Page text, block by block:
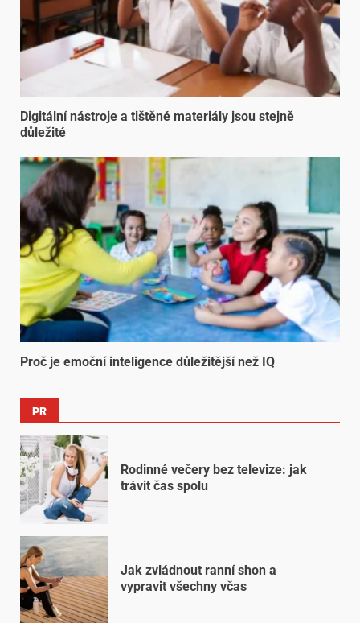
Digitální nástroje a tištěné materiály jsou stejně
důležité
Proč je emoční inteligence důležitější než IQ
PR
Rodinné večery bez televize: jak
trávit čas spolu
Jak zvládnout ranní shon a
vypravit všechny včas